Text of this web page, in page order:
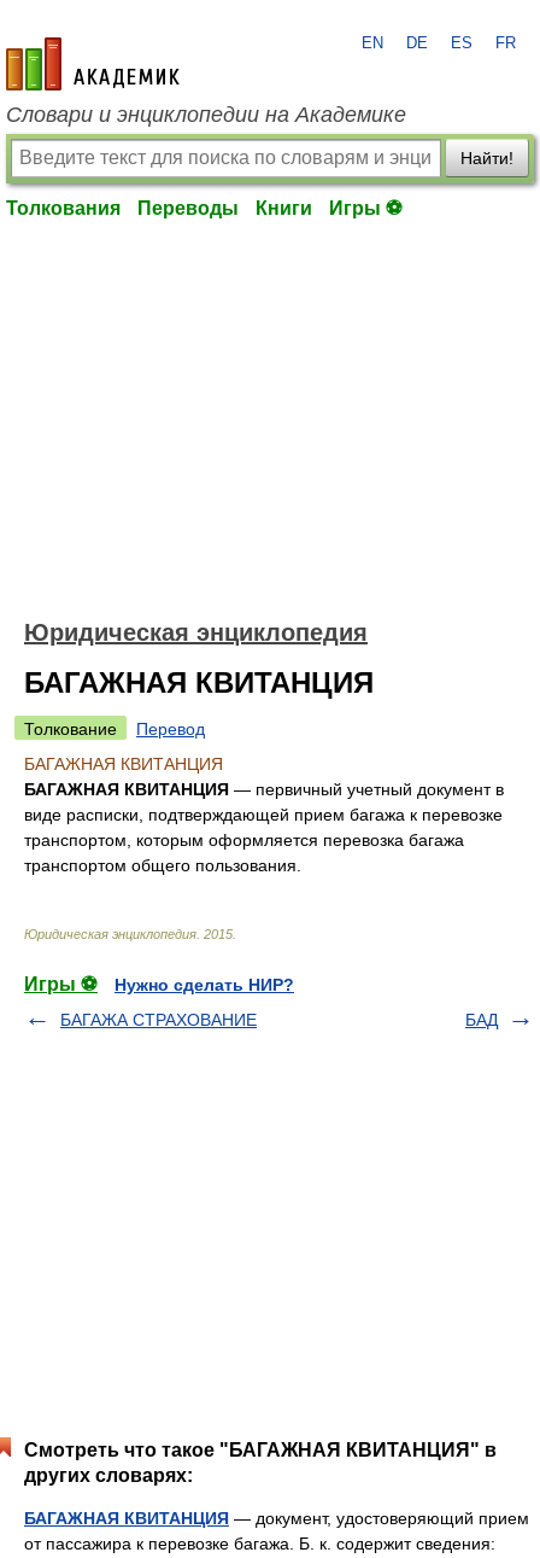
academic.ru
EN DE ES FR
Словари и энциклопедии на Академике
Найти!
Толкования Переводы Книги Игры ⚽
Юридическая энциклопедия
БАГАЖНАЯ КВИТАНЦИЯ
Толкование
Перевод
БАГАЖНАЯ КВИТАНЦИЯ
БАГАЖНАЯ КВИТАНЦИЯ — первичный учетный документ в
виде расписки, подтверждающей прием багажа к перевозке
транспортом, которым оформляется перевозка багажа
транспортом общего пользования.
Юридическая энциклопедия 2015
Игры ⚽
Нужно сделать НИР?
БАГАЖА СТРАХОВАНИЕ
БАД
Смотреть что такое "БАГАЖНАЯ КВИТАНЦИЯ" в
других словарях:
БАГАЖНАЯ КВИТАНЦИЯ — документ, удостоверяющий прием
от пассажира к перевозке багажа. Б. к. содержит сведения: